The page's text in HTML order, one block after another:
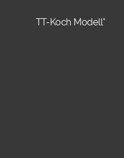
TT-Koch Modell°